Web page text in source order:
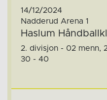
14/12/2024
Nadderud Arena 1
Haslum
2. divisjon - 02 menn,
30 - 40